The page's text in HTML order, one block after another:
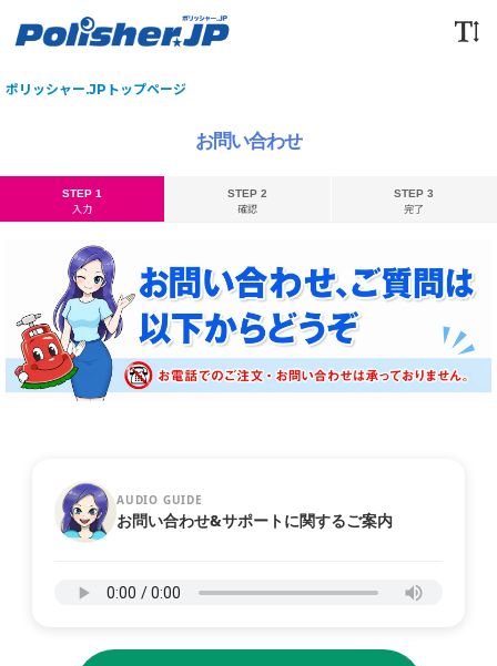
ポリッシャー.JPトップページ
お問い合わせ
STEP 1
入力
STEP 2
確認
STEP 3
完了
AUDIO GUIDE
お問い合わせ&サポートに関するご案内